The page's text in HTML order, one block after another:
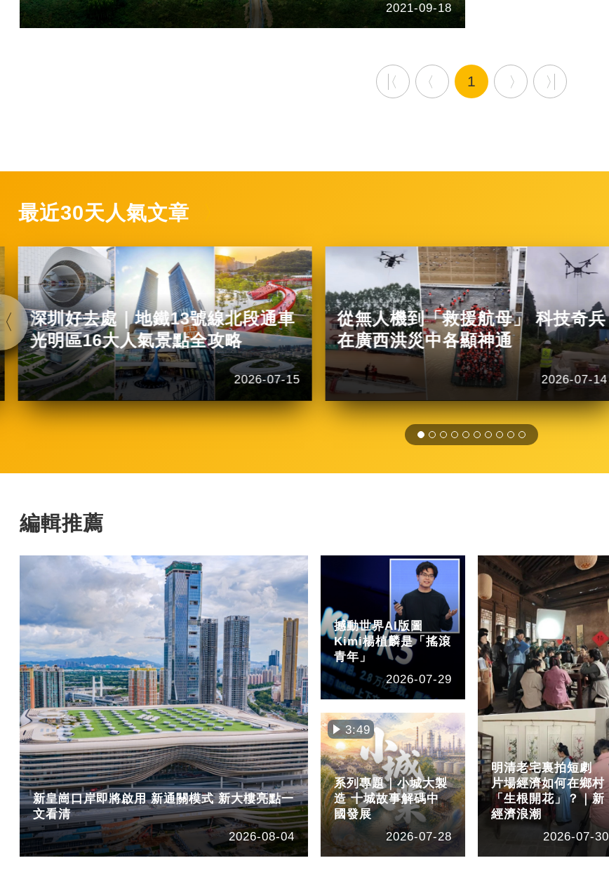
2021-09-18
1
最近30天人氣文章
深圳好去處｜地鐵13號線北段通車
光明區16大人氣景點全攻略
2026-07-15
從無人機到「救援航母」 科技奇兵
在廣西洪災中各顯神通
2026-07-14
編輯推薦
新皇崗口岸即將啟用 新通關模式 新大樓亮點一
文看清
2026-08-04
撼動世界AI版圖
Kimi楊植麟是「搖滾
青年」
2026-07-29
3:49
系列專題｜小城大製
造 十城故事解碼中
國發展
2026-07-28
明清老宅裏拍短劇
片場經濟如何在鄉村
「生根開花」？｜新
經濟浪潮
2026-07-30